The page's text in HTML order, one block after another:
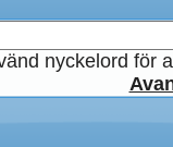
nyckelord för